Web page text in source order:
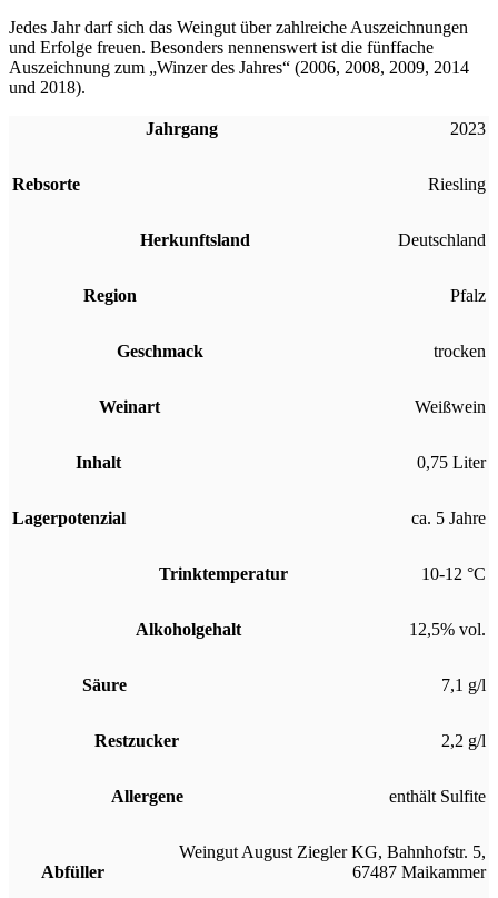
Jedes Jahr darf sich das Weingut über zahlreiche Auszeichnungen
und Erfolge freuen. Besonders nennenswert ist die fünffache
Auszeichnung zum „Winzer des Jahres“ (2006, 2008, 2009, 2014
und 2018).
Jahrgang 2023
Rebsorte Riesling
Herkunftsland Deutschland
Region Pfalz
Geschmack trocken
Weinart Weißwein
Inhalt 0,75 Liter
Lagerpotenzial ca. 5 Jahre
Trinktemperatur 10-12 °C
Alkoholgehalt 12,5% vol.
Säure 7,1 g/l
Restzucker 2,2 g/l
Allergene enthält Sulfite
Abfüller
Weingut August Ziegler KG, Bahnhofstr. 5,
67487 Maikammer